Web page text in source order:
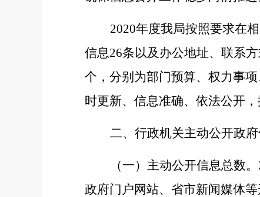
2020年度我局按照要求在
信息26条以及办公地址、联系
个，分别为部门预算、权力事
时更新、信息准确、依法公开，
二、行政机关主动公开政
（一）主动公开信息总数。
政府门户网站、 省市新闻媒体